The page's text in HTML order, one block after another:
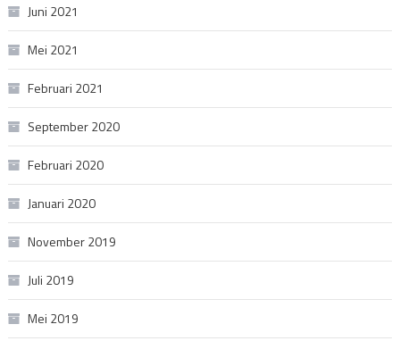
Juni 2021
Mei 2021
Februari 2021
September 2020
Februari 2020
Januari 2020
November 2019
Juli 2019
Mei 2019